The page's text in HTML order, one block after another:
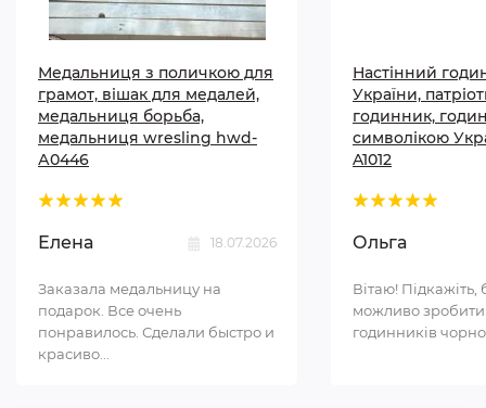
Медальниця з поличкою для
грамот, вішак для медалей,
медальниця борьба,
медальниця wresling hwd-
А0446
Елена 18.07.2026
Заказала медальницу на
подарок. Все очень
понравилось. Сделали быстро и
красиво...
Настінний
України,
годинник,
символікою
A1012
Ольга
Вітаю! Підкажіть,
можливо
годинників